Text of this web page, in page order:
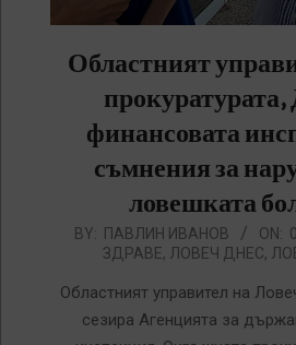
Областният
финансовата
съмнения за
ловешката
2026-
05
BY: ПАВЛИН ИВАНОВ ON:
ЗДРАВЕ, ЛОВЕЧ ДНЕС,
Областният управител на
сезира Агенцията за